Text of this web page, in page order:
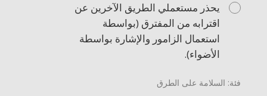
يحذر مستعملي الطريق الآخرين عن
اقترابه من المفترق (بواسطة
استعمال الزامور والإشارة بواسطة
الأضواء).
فئة: السلامة على الطرق